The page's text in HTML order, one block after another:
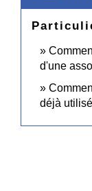
d'une
déjà